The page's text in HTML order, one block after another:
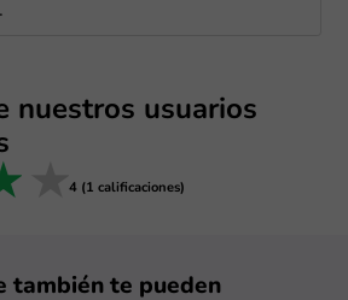
nuestros usuarios
5 stars
4 stars
stars4 (1 calificaciones)
también te pueden